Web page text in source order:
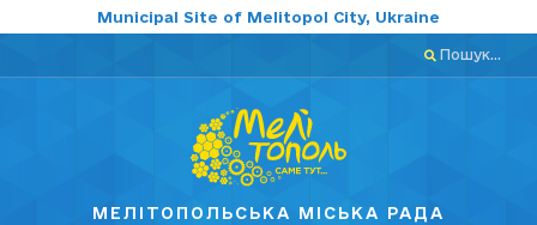
Municipal Site of Melitopol City, Ukraine
Пошук...
МЕЛІТОПОЛЬСЬКА МІСЬКА РАДА